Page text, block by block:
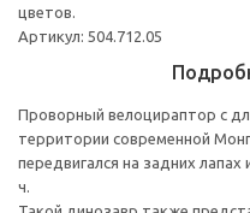
цветов.
Артикул: 504.712.05
Проворный велоцираптор с
территории современной
передвигался на задних
ч.